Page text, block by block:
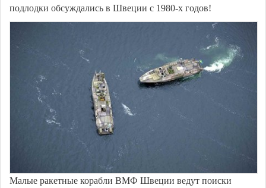
подлодки обсуждались в Швеции с 1980-х годов!
Малые ракетные корабли ВМФ Швеции ведут поиски